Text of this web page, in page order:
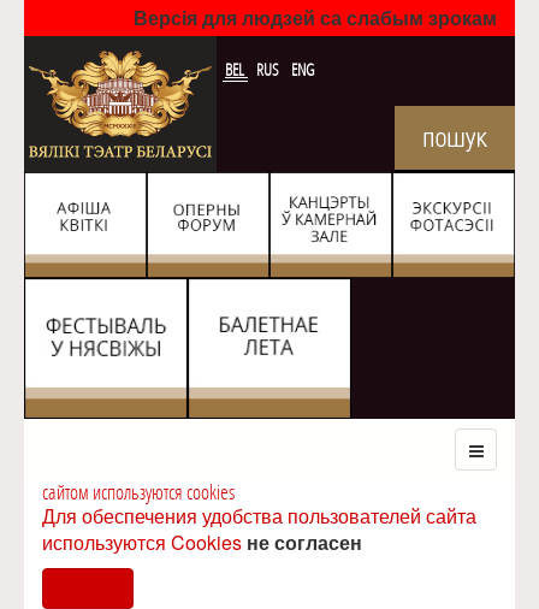
Версія для людзей са слабым зрокам
BEL RUS ENG
сайтом используются cookies
Для обеспечения удобства пользователей сайта
используются Cookies не согласен